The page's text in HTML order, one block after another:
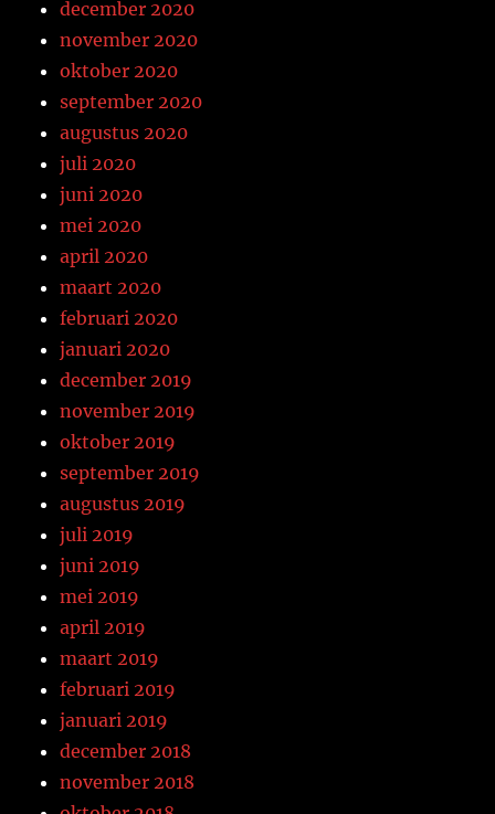
december 2020
november 2020
oktober 2020
september 2020
augustus 2020
juli 2020
juni 2020
mei 2020
april 2020
maart 2020
februari 2020
januari 2020
december 2019
november 2019
oktober 2019
september 2019
augustus 2019
juli 2019
juni 2019
mei 2019
april 2019
maart 2019
februari 2019
januari 2019
december 2018
november 2018